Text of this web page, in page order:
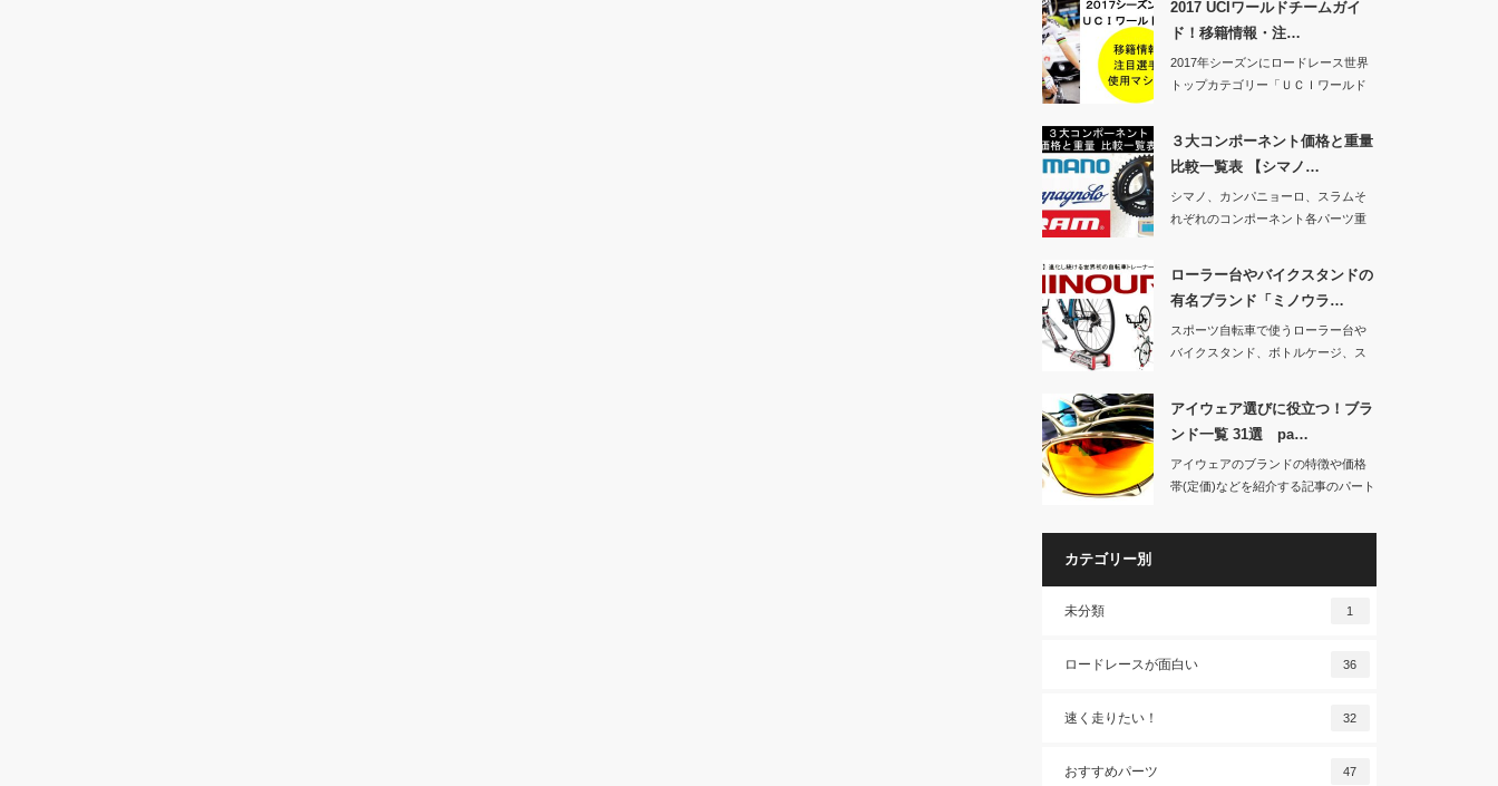
2017 UCIワールドチームガイ
ド！移籍情報・注…
2017年シーズンにロードレース世界
トップカテゴリー「ＵＣＩワールド
３大コンポーネント価格と重量
比較一覧表 【シマノ…
シマノ、カンパニョーロ、スラムそ
れぞれのコンポーネント各パーツ重
ローラー台やバイクスタンドの
有名ブランド「ミノウラ…
スポーツ自転車で使うローラー台や
バイクスタンド、ボトルケージ、ス
アイウェア選びに役立つ！ブラ
ンド一覧 31選 pa…
アイウェアのブランドの特徴や価格
帯(定価)などを紹介する記事のパート
カテゴリー別
未分類 1
ロードレースが面白い 36
速く走りたい！ 32
おすすめパーツ 47